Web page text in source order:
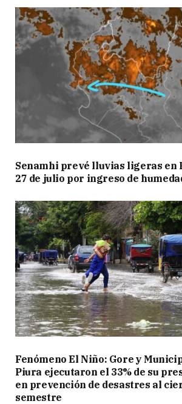
Senamhi prevé lluvias ligeras en
27 de julio por ingreso de
Fenómeno El Niño: Gore y
Piura ejecutaron el 33% de su
en prevención de desastres al
semestre